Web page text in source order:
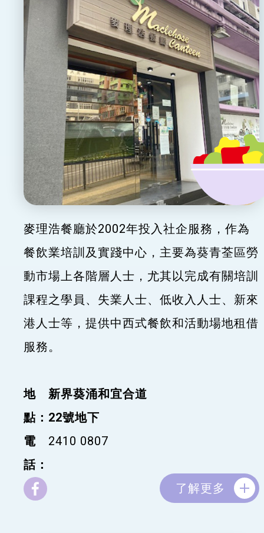
麥理浩餐廳於2002年投入社企服務，作為
餐飲業培訓及實踐中心，主要為葵青荃區勞
動市場上各階層人士，尤其以完成有關培訓
課程之學員、失業人士、低收入人士、新來
港人士等，提供中西式餐飲和活動場地租借
服務。
地
點：
新界葵涌和宜合道
22號地下
電
話：
2410 0807
了解更多